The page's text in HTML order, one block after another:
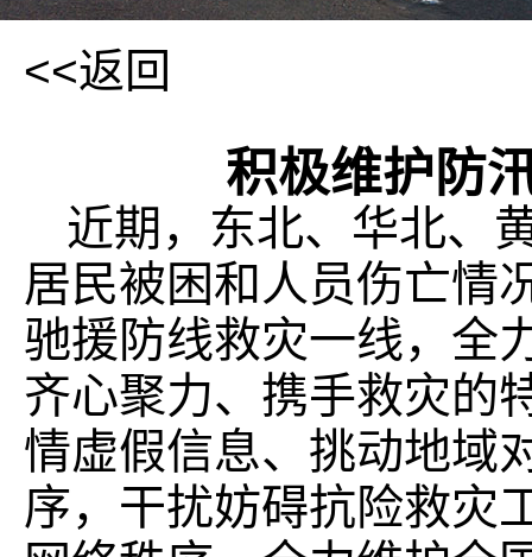
<<返回
积极维护防
近期，东北、华北、
居民被困和人员伤亡情
驰援防线救灾一线，全
齐心聚力、携手救灾的
情虚假信息、挑动地域
序，干扰妨碍抗险救灾